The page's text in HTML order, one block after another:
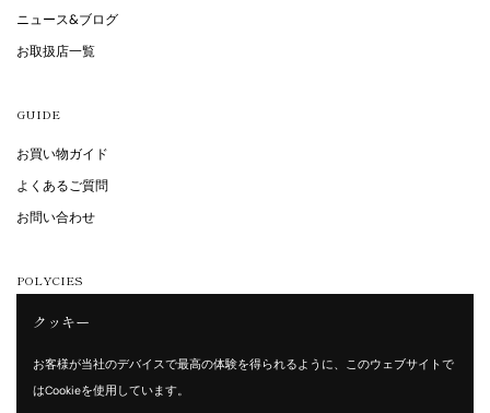
ニュース&ブログ
お取扱店一覧
GUIDE
お買い物ガイド
よくあるご質問
お問い合わせ
POLYCIES
特定商取引法に基づく表記
利用規約
クッキー
お客様が当社のデバイスで最高の体験を得られるように、このウェブサイトで
はCookieを使用しています。